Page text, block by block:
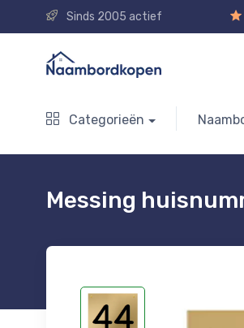
Sinds 2005 actief
Categorieën
Messing